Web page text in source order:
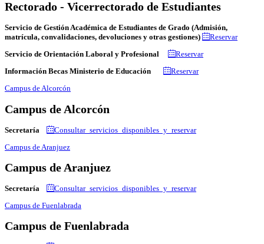
Rectorado - Vicerrectorado de Estudiantes
Servicio de Gestión Académica de Estudiantes de Grado (Admisión,
matrícula, convalidaciones, devoluciones y otras gestiones)
Reservar
Servicio de Orientación Laboral y Profesional Reservar
Información Becas Ministerio de Educación Reservar
Campus de Alcorcón
Campus de Alcorcón
Secretaría Consultar servicios disponibles y reservar
Campus de Aranjuez
Campus de Aranjuez
Secretaría Consultar servicios disponibles y reservar
Campus de Fuenlabrada
Campus de Fuenlabrada